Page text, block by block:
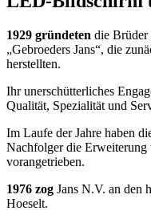
1929 gründeten die Brüder
„Gebroeders Jans“, die
herstellten.
Ihr unerschütterliches
Qualität, Spezialität und
Im Laufe der Jahre haben
Nachfolger die
vorangetrieben.
1976 zog Jans N.V. an den
Hoeselt.